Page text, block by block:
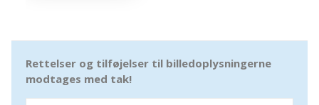
Rettelser og tilføjelser til billedoplysningerne
modtages med tak!